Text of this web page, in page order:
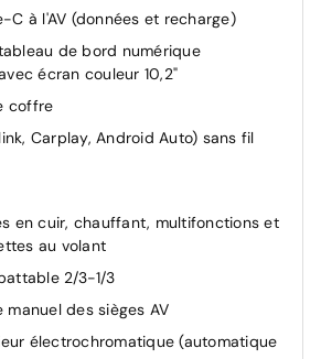
de la pression de pneus
AR
réglable en hauteur
automatique bi-zone
C à l'AV (données et recharge)
de bord numérique
écran couleur 10,2"
coffre
Carplay, Android Auto) sans fil
en cuir, chauffant, multifonctions et
au volant
2/3-1/3
manuel des sièges AV
électrochromatique (automatique